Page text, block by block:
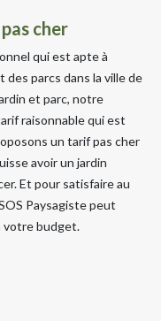
cher
qui est apte à
des parcs dans la ville de
et parc, notre
raisonnable qui est
un tarif pas cher
avoir un jardin
Et pour satisfaire au
Paysagiste peut
votre budget.